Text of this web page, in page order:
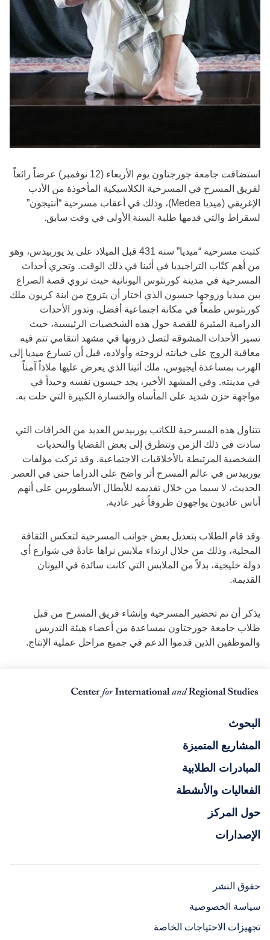
استضافت جامعة جورجتاون يوم الأربعاء (12 نوفمبر) عرضاً رائعاً
لفريق المسرح في المسرحية الكلاسيكية المأخوذة من الأدب
الإغريقي (ميديا Medea)، وذلك في أعقاب مسرحية “أنتيجون”
لسقراط والتي قدمها طلبة السنة الأولى في وقت سابق.
كتبت مسرحية “ميديا” سنة 431 قبل الميلاد على يد يوربيدس، وهو
من أهم كتّاب التراجيديا في أثينا في ذلك الوقت. وتجري أحداث
المسرحية في مدينة كورنثوس اليونانية حيث تروي قصة الصراع
بين ميديا وزوجها جيسون الذي اختار أن يتزوج من ابنة كريون ملك
كورنثوس طمعاً في مكانة اجتماعية أفضل. وتدور الأحداث
الدرامية المثيرة للقصة حول هذه الشخصيات الرئيسية، حيث
تسير الأحداث المشوقة لتصل ذروتها في مشهد انتقامي تتم فيه
معاقبة الزوج على خيانته لزوجته وأولاده، قبل أن تسارع ميديا إلى
الهرب بمساعدة أيجيوس، ملك أثينا الذي يعرض عليها ملاذاً آمناً
في مدينته. وفي المشهد الأخير، يجد جيسون نفسه وحيداً في
مواجهة حزن شديد على المأساة والخسارة الكبيرة التي حلت به.
تتناول هذه المسرحية للكاتب يوربيدس العديد من الخرافات التي
سادت في ذلك الزمن وتتطرق إلى بعض القضايا والتحديات
الشخصية المرتبطة بالأخلاقيات الاجتماعية. وقد تركت مؤلفات
يوربيدس في عالم المسرح أثر واضح على الدراما حتى في العصر
الحديث، لا سيما من خلال تقديمه للأبطال الأسطوريين على أنهم
أناس عاديون يواجهون ظروفاً غير عادية.
وقد قام الطلاب بتعديل بعض جوانب المسرحية لتعكس الثقافة
المحلية، وذلك من خلال ارتداء ملابس نراها عادةً في شوارع أي
دولة خليجية، بدلاً من الملابس التي كانت سائدة في اليونان
القديمة.
يذكر أن تم تحضير المسرحية وإنشاء فريق المسرح من قبل
طلاب جامعة جورجتاون بمساعدة من أعضاء هيئة التدريس
والموظفين الذين قدموا الدعم في جميع مراحل عملية الإنتاج.
البحوث
المشاريع المتميزة
المبادرات الطلابية
الفعاليات والأنشطة
حول المركز
الإصدارات
حقوق النشر
سياسة الخصوصية
تجهيزات الاحتياجات الخاصة